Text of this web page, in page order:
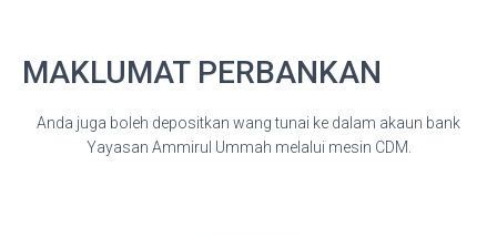
MAKLUMAT PERBANKAN
Anda juga boleh depositkan wang tunai ke dalam akaun bank
Yayasan Ammirul Ummah melalui mesin CDM.